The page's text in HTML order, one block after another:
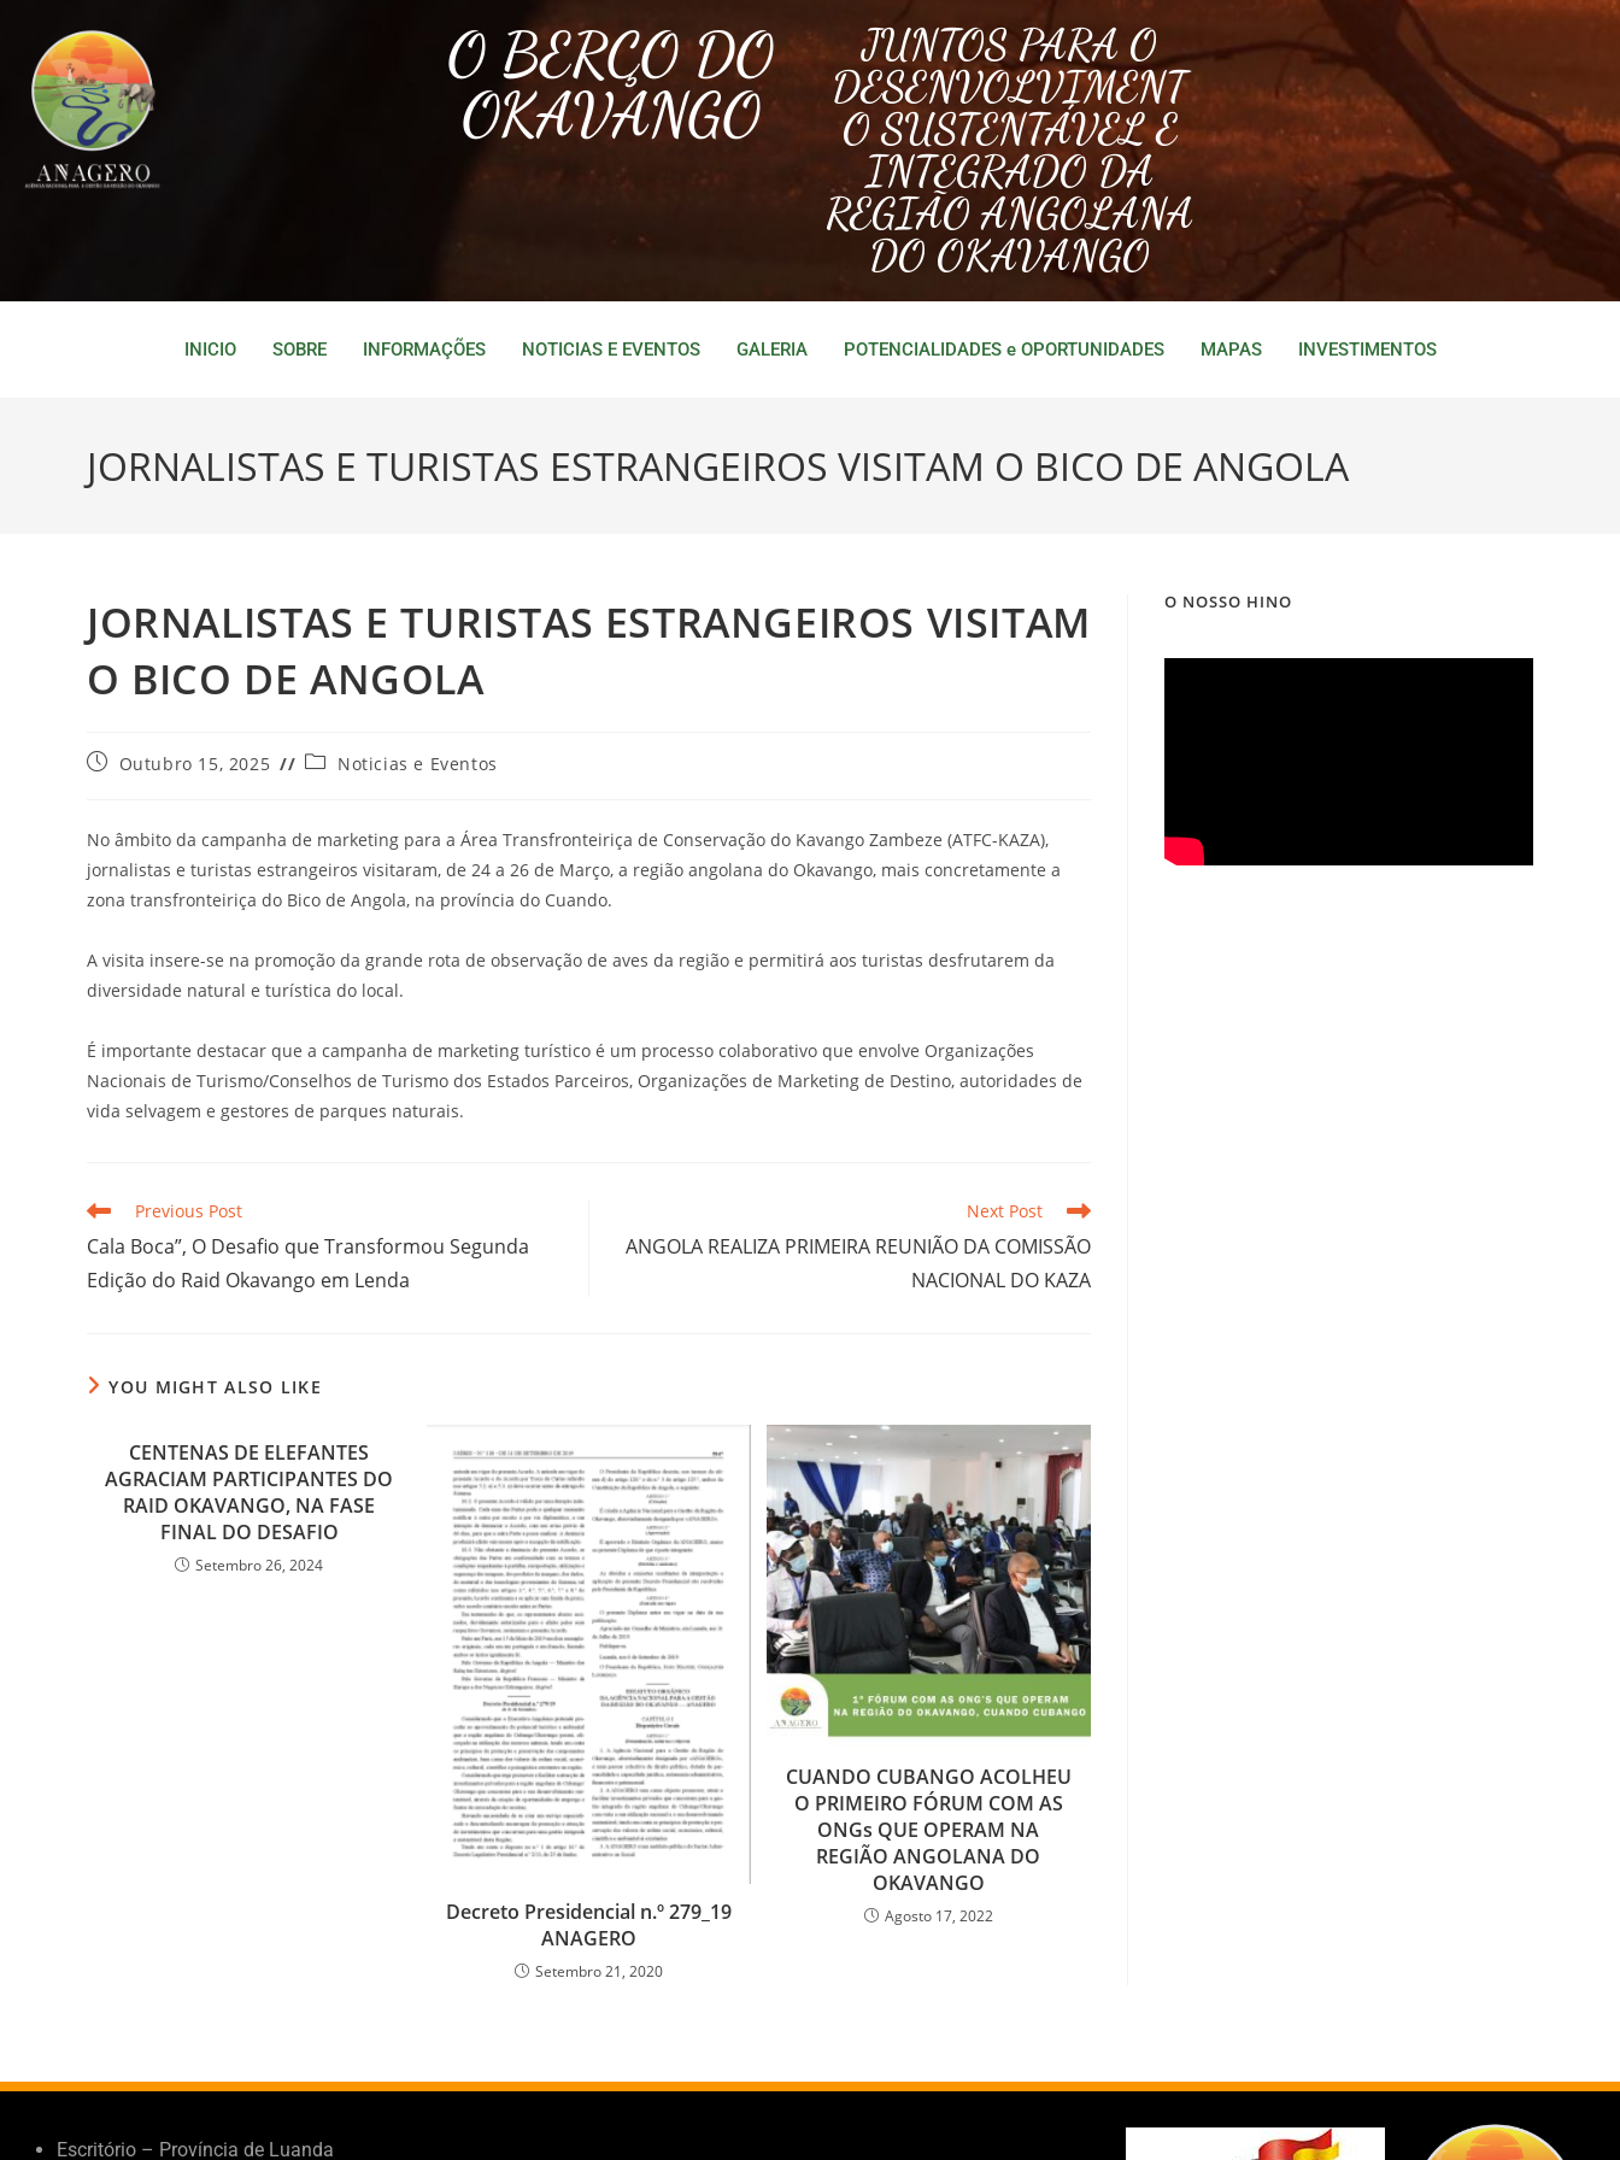
O BERÇO DO
OKAVANGO
JUNTOS PARA O
DESENVOLVIMENT
O SUSTENTÁVEL E
INTEGRADO DA
REGIÃO ANGOLANA
DO OKAVANGO
INICIO SOBRE INFORMAÇÕES NOTICIAS E EVENTOS GALERIA POTENCIALIDADES e OPORTUNIDADES MAPAS INVESTIMENTOS
JORNALISTAS E TURISTAS ESTRANGEIROS VISITAM O BICO DE ANGOLA
JORNALISTAS E TURISTAS ESTRANGEIROS VISITAM
O BICO DE ANGOLA
Outubro 15, 2025 Noticias e Eventos
No âmbito da campanha de marketing para a Área Transfronteiriça de Conservação do Kavango Zambeze (ATFC-KAZA),
jornalistas e turistas estrangeiros visitaram, de 24 a 26 de Março, a região angolana do Okavango, mais concretamente a
zona transfronteiriça do Bico de Angola, na província do Cuando.
A visita insere-se na promoção da grande rota de observação de aves da região e permitirá aos turistas desfrutarem da
diversidade natural e turística do local.
É importante destacar que a campanha de marketing turístico é um processo colaborativo que envolve Organizações
Nacionais de Turismo/Conselhos de Turismo dos Estados Parceiros, Organizações de Marketing de Destino, autoridades de
vida selvagem e gestores de parques naturais.
Previous Post
Cala Boca”, O Desafio que Transformou Segunda
Edição do Raid Okavango em Lenda
Next Post
ANGOLA REALIZA PRIMEIRA REUNIÃO DA COMISSÃO
NACIONAL DO KAZA
YOU MIGHT ALSO LIKE
CENTENAS DE ELEFANTES
AGRACIAM PARTICIPANTES DO
RAID OKAVANGO, NA FASE
FINAL DO DESAFIO
Setembro 26, 2024
Decreto Presidencial n.º 279_19
ANAGERO
Setembro 21, 2020
CUANDO CUBANGO ACOLHEU
O PRIMEIRO FÓRUM COM AS
ONGs QUE OPERAM NA
REGIÃO ANGOLANA DO
OKAVANGO
Agosto 17, 2022
O NOSSO HINO
Escritório – Província de Luanda